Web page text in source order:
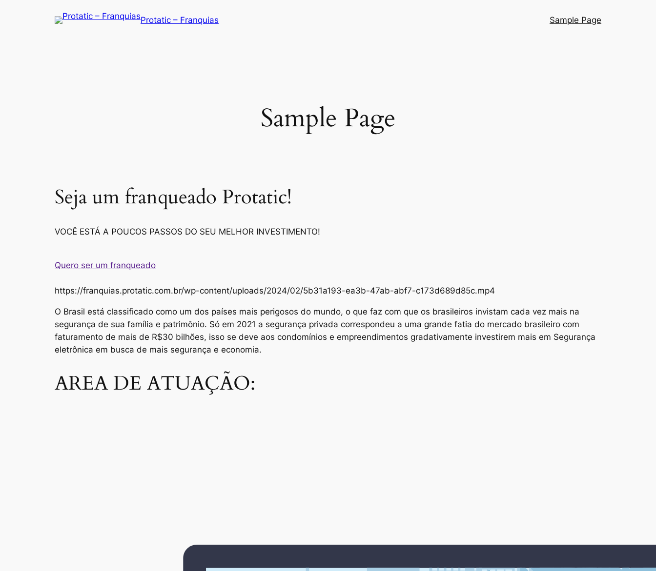
Protatic – Franquias Sample Page
Sample Page
Seja um franqueado Protatic!
VOCÊ ESTÁ A POUCOS PASSOS DO SEU MELHOR INVESTIMENTO!
Quero ser um franqueado
https://franquias.protatic.com.br/wp-content/uploads/2024/02/5b31a193-ea3b-47ab-abf7-c173d689d85c.mp4
O Brasil está classificado como um dos países mais perigosos do mundo, o que faz com que os brasileiros invistam cada vez mais na
segurança de sua família e patrimônio. Só em 2021 a segurança privada correspondeu a uma grande fatia do mercado brasileiro com
faturamento de mais de R$30 bilhões, isso se deve aos condomínios e empreendimentos gradativamente investirem mais em Segurança
eletrônica em busca de mais segurança e economia.
AREA DE ATUAÇÃO: